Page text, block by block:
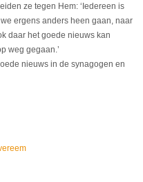
ze tegen Hem: ‘Iedereen is
ergens anders heen gaan, naar
daar het goede nieuws kan
weg gegaan.’
nieuws in de synagogen en